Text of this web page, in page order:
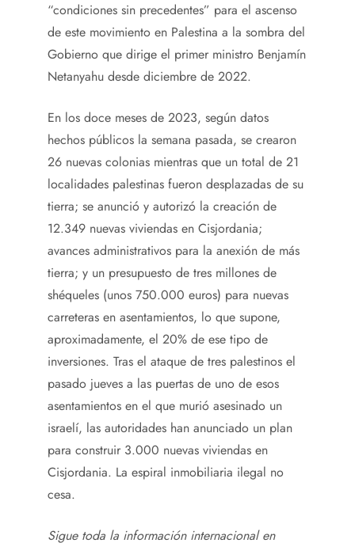
“condiciones sin precedentes” para el ascenso
de este movimiento en Palestina a la sombra del
Gobierno que dirige el primer ministro Benjamín
Netanyahu desde diciembre de 2022.
En los doce meses de 2023, según datos
hechos públicos la semana pasada, se crearon
26 nuevas colonias mientras que un total de 21
localidades palestinas fueron desplazadas de su
tierra; se anunció y autorizó la creación de
12.349 nuevas viviendas en Cisjordania;
avances administrativos para la anexión de más
tierra; y un presupuesto de tres millones de
shéqueles (unos 750.000 euros) para nuevas
carreteras en asentamientos, lo que supone,
aproximadamente, el 20% de ese tipo de
inversiones. Tras el ataque de tres palestinos el
pasado jueves a las puertas de uno de esos
asentamientos en el que murió asesinado un
israelí, las autoridades han anunciado un plan
para construir 3.000 nuevas viviendas en
Cisjordania. La espiral inmobiliaria ilegal no
cesa.
Sigue toda la información internacional en